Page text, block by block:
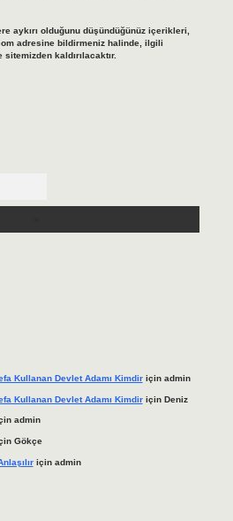
aykırı olduğunu düşündüğünüz içerikleri,
adresine bildirmeniz halinde, ilgili
kaldırılacaktır.
Kullanan Devlet Adamı Kimdiriçin admin
Kullanan Devlet Adamı Kimdiriçin Deniz
admin
Gökçe
için admin